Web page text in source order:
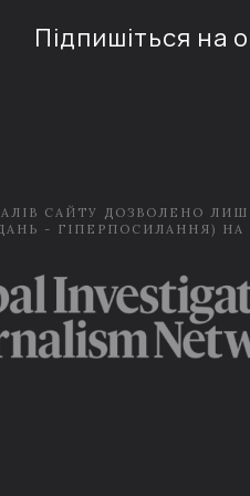
Підпишіться на
САЙТУ ДОЗВОЛЕНО
- ГІПЕРПОСИЛАННЯ) НА